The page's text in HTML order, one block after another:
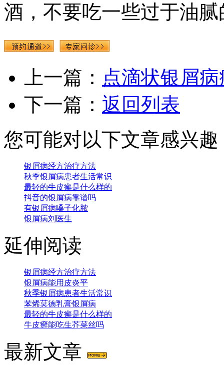
酒，不要吃一些过于油
上一篇： 点滴状银屑
下一篇： 返回列表
您可能对以下文章感兴趣
银屑病经方治疗方法
秋季银屑病患者生活常识
最轻的牛皮癣是什么样的
抖音的银屑病靠谱吗
有银屑病嗓子化脓
银屑病刘医生
延伸阅读
银屑病经方治疗方法
银屑病能用皮炎平
秋季银屑病患者生活常识
苯烯莫德乳膏银屑病
最轻的牛皮癣是什么样的
牛皮癣能吃生芥菜丝吗
最新文章